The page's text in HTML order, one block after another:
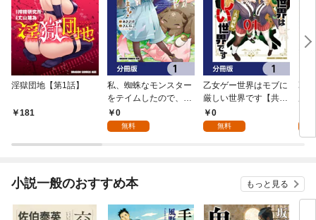
淫獄団地【第1話】
181
私、蜘蛛なモンスター
をテイムしたので、ス
パイダーシルクで裁縫
を頑張ります！【分冊
0
無料
乙女ゲー世界はモブに
厳しい世界です【共和
国編】【分冊版】 1
0
無料
乙
小説一般のおすすめ本 もっと見る